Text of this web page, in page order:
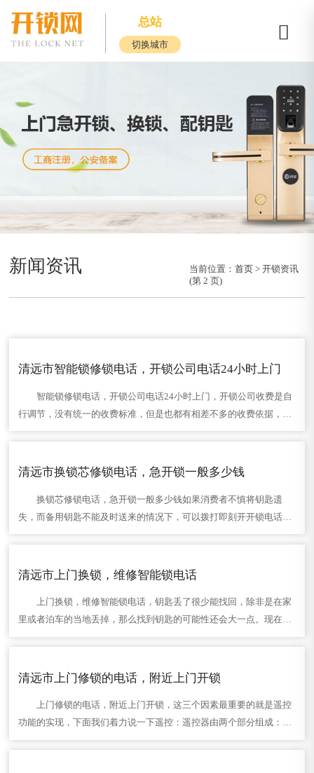
总站
切换城市
新闻资讯 当前位置：首页 > 开锁资讯
(第 2 页)
清远市智能锁修锁电话，开锁公司电话24小时上门
智能锁修锁电话，开锁公司电话24小时上门，开锁公司收费是自
行调节，没有统一的收费标准，但是也都有相差不多的收费依据，随
着近几年的物价上涨、工人费用上涨，尤其是广告成本的飞涨开锁价
清远市换锁芯修锁电话，急开锁一般多少钱
换锁芯修锁电话，急开锁一般多少钱如果消费者不慎将钥匙遗
失，而备用钥匙不能及时送来的情况下，可以拨打即刻开开锁电话来
寻求专业的服务。除此以外，如果门锁及钥匙因为长期不使用而发生
清远市上门换锁，维修智能锁电话
上门换锁，维修智能锁电话，钥匙丢了很少能找回，除非是在家
里或者泊车的当地丢掉，那么找到钥匙的可能性还会大一点。现在轿
车钥匙也没有自带定位功用，除非一些高端车型会在轿车钥匙上花点
清远市上门修锁的电话，附近上门开锁
上门修锁的电话，附近上门开锁，这三个因素最重要的就是遥控
功能的实现，下面我们着力说一下遥控：遥控器由两个部分组成：发
射体(遥控器)和接收控制体(主控盒)。一般的改装是从发射体，也就是